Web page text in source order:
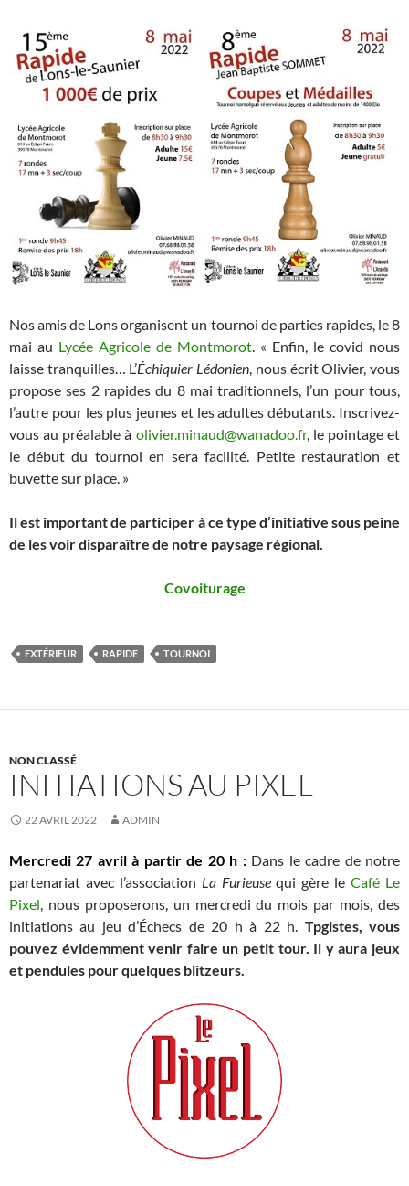
Nos amis de Lons organisent un tournoi de parties rapides, le 8
mai au Lycée Agricole de Montmorot. « Enfin, le covid nous
laisse tranquilles… L’Échiquier Lédonien, nous écrit Olivier, vous
propose ses 2 rapides du 8 mai traditionnels, l’un pour tous,
l’autre pour les plus jeunes et les adultes débutants. Inscrivez-
vous au préalable à olivier.minaud@wanadoo.fr, le pointage et
le début du tournoi en sera facilité. Petite restauration et
buvette sur place. »
Il est important de participer à ce type d’initiative sous peine
de les voir disparaître de notre paysage régional.
Covoiturage
EXTÉRIEUR RAPIDE TOURNOI
NON CLASSÉ
INITIATIONS AU PIXEL
22 AVRIL 2022 ADMIN
Mercredi 27 avril à partir de 20 h : Dans le cadre de notre
partenariat avec l’association La Furieusequi gère leCafé Le
Pixel, nous proposerons, un mercredi du mois par mois, des
initiations au jeu d’Échecs de 20 h à 22 h. Tpgistes, vous
pouvez évidemment venir faire un petit tour. Il y aura jeux
et pendules pour quelques blitzeurs.